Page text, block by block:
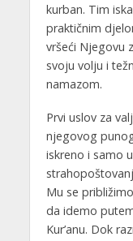
kurban. Tim
praktičnim
vršeći Njegovu
svoju volju i
namazom.
Prvi uslov za
njegovog
iskreno i samo
Mu se
da idemo
Kur’anu. Dok